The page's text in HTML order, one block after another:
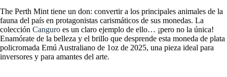
The Perth Mint tiene un don: convertir a los principales animales de la
fauna del país en protagonistas carismáticos de sus monedas. La
colección Canguro es un claro ejemplo de ello… ¡pero no la única!
Enamórate de la belleza y el brillo que desprende esta moneda de plata
policromada Emú Australiano de 1oz de 2025, una pieza ideal para
inversores y para amantes del arte.